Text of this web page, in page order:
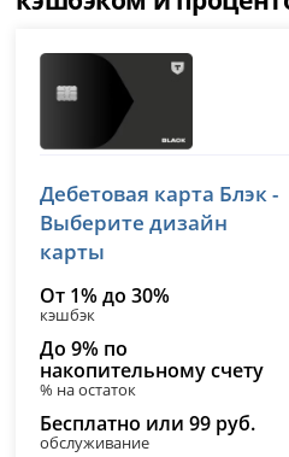
лицензия № 2673
Дебетовая карта Блэк -
Выберите дизайн
карты
От 1% до 30%
кэшбэк
До 9% по
накопительному счету
% на остаток
Бесплатно или 99 руб.
обслуживание